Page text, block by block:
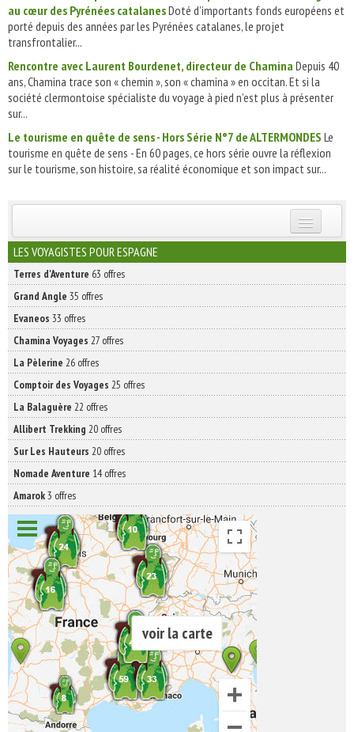
au cœur des Pyrénées catalanesDoté d’importants fonds européens et
porté depuis des années par les Pyrénées catalanes, le projet
transfrontalier...
Rencontre avec Laurent Bourdenet, directeur de Chamina Depuis 40
ans, Chamina trace son « chemin », son « chamina » en occitan. Et si la
société clermontoise spécialiste du voyage à pied n’est plus à présenter
sur...
Le tourisme en quête de sens - Hors Série N°7 de ALTERMONDES Le
tourisme en quête de sens - En 60 pages, ce hors série ouvre la réflexion
sur le tourisme, son histoire, sa réalité économique et son impact sur...
INSCRIVEZ-VOUS | ABONNEZ-VOUS
LES VOYAGISTES POUR ESPAGNE
Terres d'Aventure 63 offres
Grand Angle 35 offres
Evaneos 33 offres
Chamina Voyages 27 offres
La Pèlerine 26 offres
Comptoir des Voyages 25 offres
La Balaguère 22 offres
Allibert Trekking 20 offres
Sur Les Hauteurs 20 offres
Nomade Aventure 14 offres
Amarok3 offres
voir la carte